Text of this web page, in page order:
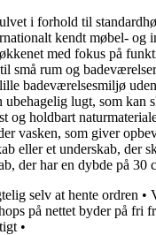
i forhold til
kendt møbel- og
med fokus på
små rum og
badeværelsesmiljø
lugt, som kan
og holdbart
vasken, som giver
eller et underskab, der
der har en dybde på
selv at hente ordren •
på nettet byder på fri
•